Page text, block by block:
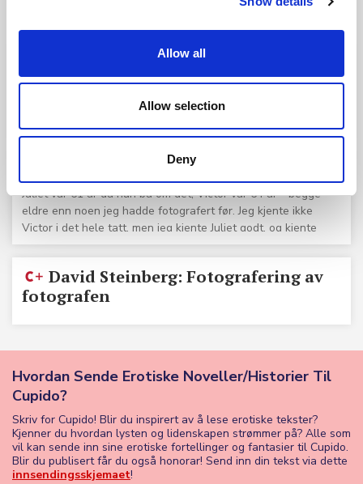
Allow all
Allow selection
Deny
David Steinberg: Hands
Hands: David Steinberg er en mesterlig
formidler av seksuell nytelse og glede. 19
David Steinberg: Juliet & Victor
Juliet var 61 år da hun ba om det; Victor var 64 år - begge
eldre enn noen jeg hadde fotografert før. Jeg kjente ikke
Victor i det hele tatt, men jeg kjente Juliet godt, og kjente
noensinne har møtt. Muligheten til å fotografere henne med
en partner var definitivt en spesiell godbit!
David Steinberg: Fotografering av
fotografen
Hvordan Sende Erotiske Noveller/Historier Til
Cupido?
Skriv for Cupido! Blir du inspirert av å lese erotiske tekster?
Kjenner du hvordan lysten og lidenskapen strømmer på? Alle som
vil kan sende inn sine erotiske fortellinger og fantasier til Cupido.
Blir du publisert får du også honorar! Send inn din tekst via dette
innsendingsskjemaet!